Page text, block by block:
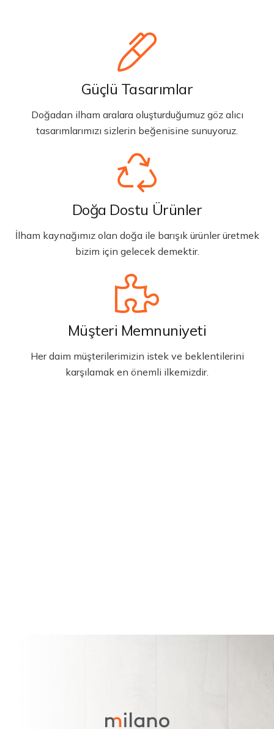
Güçlü Tasarımlar
Doğadan ilham aralara oluşturduğumuz göz alıcı
tasarımlarımızı sizlerin beğenisine sunuyoruz.
Doğa Dostu Ürünler
İlham kaynağımız olan doğa ile barışık ürünler üretmek
bizim için gelecek demektir.
Müşteri Memnuniyeti
Her daim müşterilerimizin istek ve beklentilerini
karşılamak en önemli ilkemizdir.